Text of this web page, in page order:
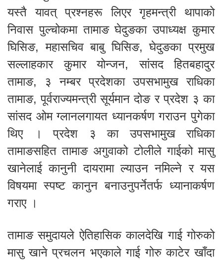
यस्तै यावत् प्रश्नहरू लिएर गृहमन्त्री थापाको
निवास पुल्चोकमा तामाङ घेदुङका उपाध्यक्ष कुमार
घिसिङ, महासचिव बाबु घिसिङ, घेदुङका प्रमुख
सल्लाहकार कुमार योन्जन, सांसद हितबहादुर
तामाङ, ३ नम्बर प्रदेशका उपसभामुख राधिका
तामाङ, पूर्वराज्यमन्त्री सूर्यमान दोङ र प्रदेश ३ का
सांसद ओम ग्लानलगायत ध्यानकर्षण गराउन पुगेका
थिए । प्रदेश ३ का उपसभामुख राधिका
तामाङसहित तामाङ अगुवाको टोलीले गाईको मासु
खानेलाई कानुनी दायरामा ल्याउन नमिल्ने र यस
विषयमा स्पष्ट कानुन बनाउनुपर्नेतर्फ ध्यानाकर्षण
गराए ।
तामाङ समुदायले ऐतिहासिक कालदेखि गाई गोरुको
मासु खाने प्रचलन भएकाले गाई गोरु काटेर खाँदा